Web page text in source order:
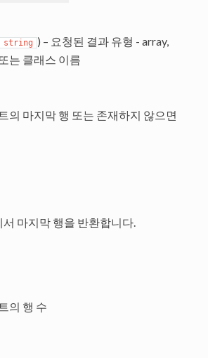
string ) – 요청된 결과 유형 - array,
는 클래스 이름
의 마지막 행 또는 존재하지 않으면
서 마지막 행을 반환합니다.
의 행 수